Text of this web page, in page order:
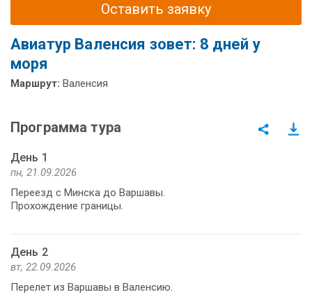
Оставить заявку
Авиатур Валенсия зовет: 8 дней у
моря
Маршрут: Валенсия
Программа тура
День 1
пн, 21.09.2026
Переезд с Минска до Варшавы.
Прохождение границы.
День 2
вт, 22.09.2026
Перелет из Варшавы в Валенсию.